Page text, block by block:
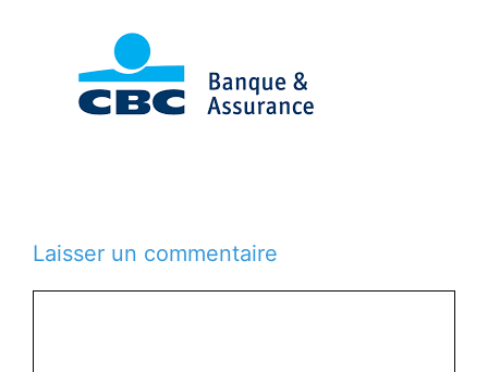
Laisser un commentaire